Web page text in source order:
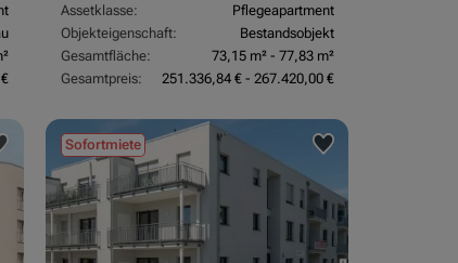
Assetklasse:
Pflegeapartment
Objekteigenschaft:
Bestandsobjekt
Gesamtfläche:
73,15 m² - 77,83 m²
Gesamtpreis:
251.336,84 € - 267.420,00 €
Sofortmiete